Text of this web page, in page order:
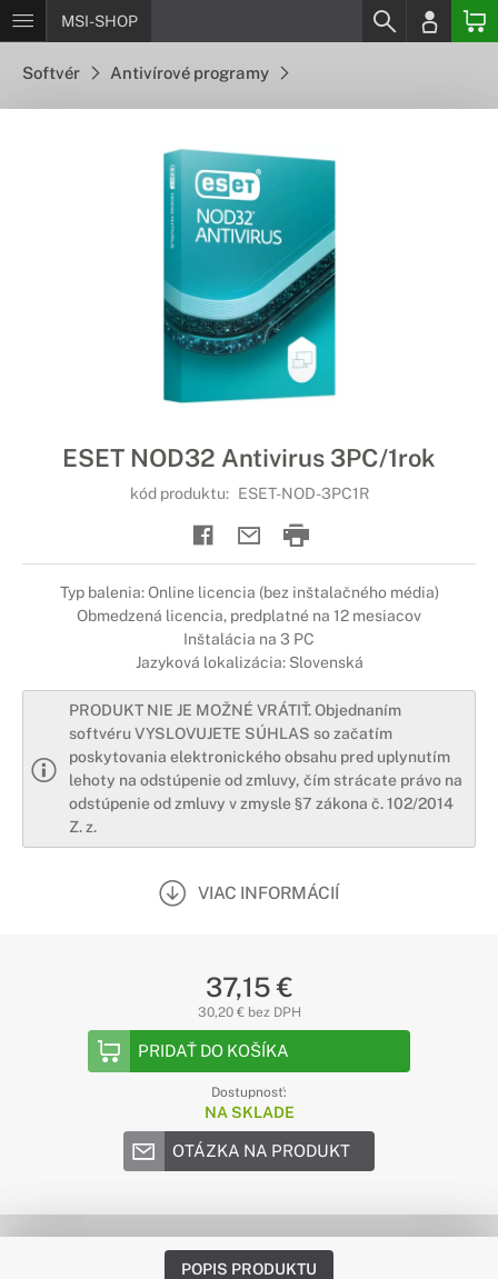
MSI-SHOP
Softvér Antivírové programy
ESET NOD32 Antivirus 3PC/1rok
kód produktu: ESET-NOD-3PC1R
Typ balenia: Online licencia (bez inštalačného média)
Obmedzená licencia, predplatné na 12 mesiacov
Inštalácia na 3 PC
Jazyková lokalizácia: Slovenská
PRODUKT NIE JE MOŽNÉ VRÁTIŤ. Objednaním
softvéru VYSLOVUJETE SÚHLAS so začatím
poskytovania elektronického obsahu pred uplynutím
lehoty na odstúpenie od zmluvy, čím strácate právo na
odstúpenie od zmluvy v zmysle §7 zákona č. 102/2014
Z. z.
VIAC INFORMÁCIÍ
37,15 €
30,20 € bez DPH
PRIDAŤ DO KOŠÍKA
Dostupnosť:
NA SKLADE
OTÁZKA NA PRODUKT
POPIS PRODUKTU